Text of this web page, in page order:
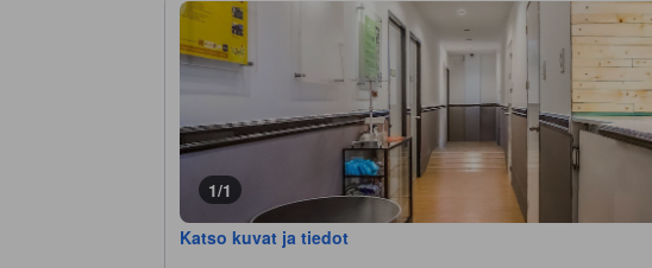
1/1
Katso kuvat ja tiedot